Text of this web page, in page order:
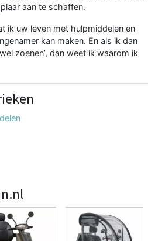
aan te schaffen.
ik uw leven met hulpmiddelen en
kan maken. En als ik dan
zoenen’, dan weet ik waarom ik